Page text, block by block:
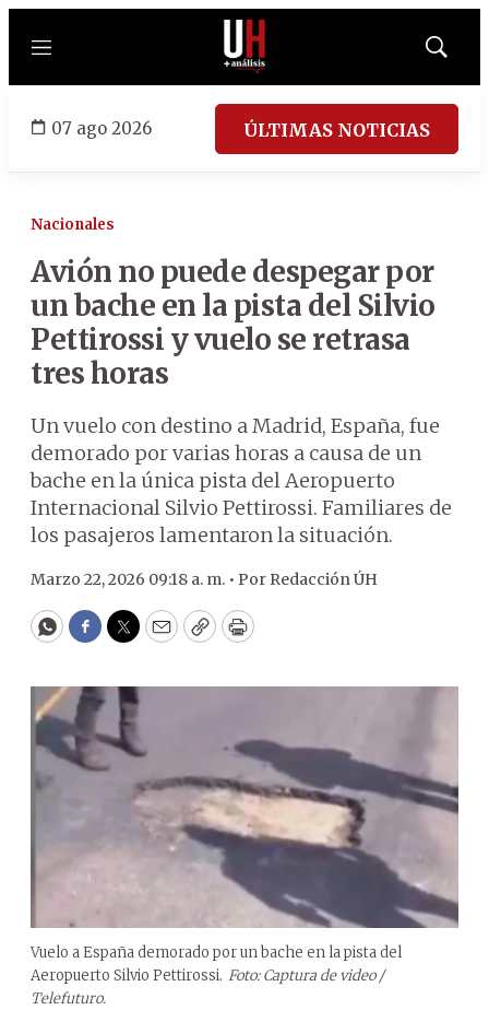
Menú
Mostrar
07 ago 2026 ÚLTIMAS NOTICIAS
Nacionales
Avión no puede despegar por
un bache en la pista del Silvio
Pettirossi y vuelo se retrasa
tres horas
Un vuelo con destino a Madrid, España, fue
demorado por varias horas a causa de un
bache en la única pista del Aeropuerto
Internacional Silvio Pettirossi. Familiares de
los pasajeros lamentaron la situación.
Marzo 22, 2026 09:18 a. m. • Por Redacción ÚH
WhatsApp
Facebook
Twitter
EmailCopyPrint
Vuelo a España demorado por un bache en la pista del
Aeropuerto Silvio Pettirossi. Foto: Captura de video /
Telefuturo.